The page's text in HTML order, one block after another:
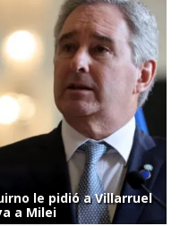
le pidió a Villarruel
a Milei